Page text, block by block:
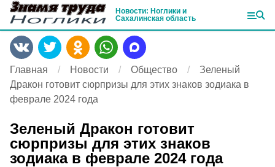
Новости: Ноглики и
Сахалинская область
Главная Новости Общество
Зеленый
Дракон готовит сюрпризы для этих знаков зодиака в
феврале 2024 года
Зеленый Дракон готовит
сюрпризы для этих знаков
зодиака в феврале 2024 года